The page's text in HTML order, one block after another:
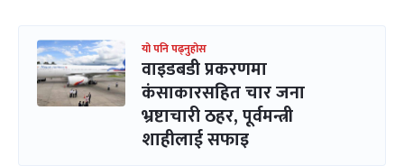
यो पनि पढ्नुहोस
वाइडबडी प्रकरणमा
कंसाकारसहित चार जना
भ्रष्टाचारी ठहर, पूर्वमन्त्री
शाहीलाई सफाइ